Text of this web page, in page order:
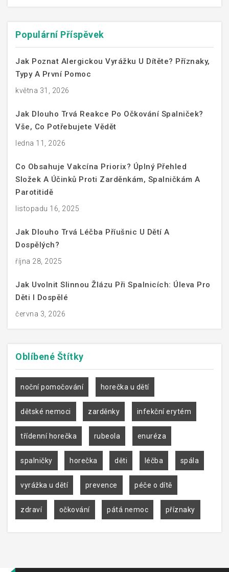
Populární Příspěvek
Jak Poznat Alergickou Vyrážku U Dítěte? Příznaky,
Typy A První Pomoc
května 31, 2026
Jak Dlouho Trvá Reakce Po Očkování Spalniček?
Vše, Co Potřebujete Vědět
ledna 11, 2026
Co Obsahuje Vakcína Priorix? Úplný Přehled
Složek A Účinků Proti Zarděnkám, Spalničkám A
Parotitidě
listopadu 16, 2025
Jak Dlouho Trvá Léčba Příušnic U Dětí A
Dospělých?
října 28, 2025
Jak Uvolnit Slinnou Žlázu Při Spalnicích: Úleva Pro
Děti I Dospělé
června 3, 2026
Oblíbené Štítky
noční pomočování horečka u dětí
dětské nemoci zarděnky infekční erytém
třídenní horečka rubeola enuréza
spalničky horečka děti léčba spála
vyrážka u dětí prevence péče o dítě
zdraví očkování pátá nemoc příznaky